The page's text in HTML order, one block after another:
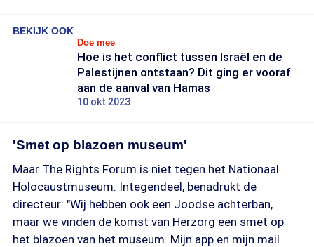
BEKIJK OOK
Doe mee
Hoe is het conflict tussen Israël en de
Palestijnen ontstaan? Dit ging er vooraf
aan de aanval van Hamas
10 okt 2023
'Smet op blazoen museum'
Maar The Rights Forum is niet tegen het Nationaal
Holocaustmuseum. Integendeel, benadrukt de
directeur: "Wij hebben ook een Joodse achterban,
maar we vinden de komst van Herzorg een smet op
het blazoen van het museum. Mijn app en mijn mail